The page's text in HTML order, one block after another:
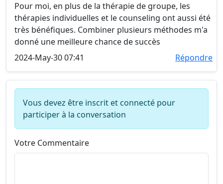
Pour moi, en plus de la thérapie de groupe, les
thérapies individuelles et le counseling ont aussi été
très bénéfiques. Combiner plusieurs méthodes m'a
donné une meilleure chance de succès
2024-May-30 07:41
Répondre
Vous devez être inscrit et connecté pour
participer à la conversation
Votre Commentaire